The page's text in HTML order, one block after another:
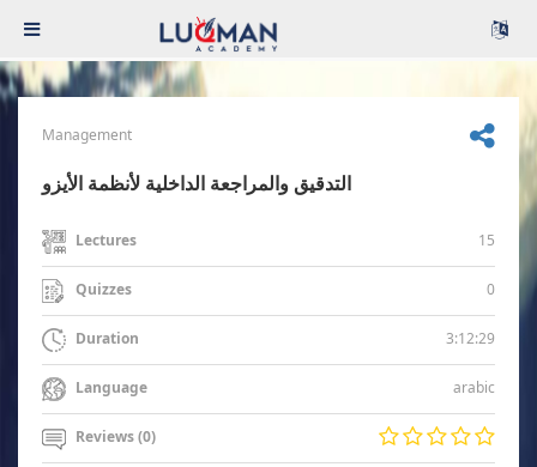
Management
التدقيق والمراجعة الداخلية لأنظمة الأيزو
Lectures 15
Quizzes 0
Duration 3:12:29
Language arabic
Reviews (0)